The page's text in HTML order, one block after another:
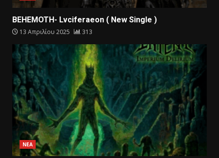
BEHEMOTH- Lvciferaeon ( New Single )
13 Απριλίου 2025 313
ΝΕΑ